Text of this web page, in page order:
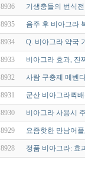
8936 기생충들의 번식
8935 음주 후 비아그라
8934 Q. 비아그라 약국
8933 비아그라 효과, 진
8932 사람 구충제 메벤
8931 군산 비아그라퀵
8930 비아그라 사용시
8929 요즘핫한 만남어
8928 정품 비아그라: 효